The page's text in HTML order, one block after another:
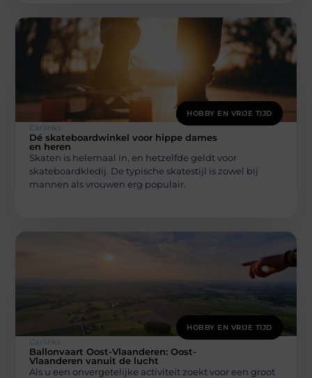
HOBBY EN VRIJE TIJD
Carlinks
Dé skateboardwinkel voor hippe dames
en heren
Skaten is helemaal in, en hetzelfde geldt voor
skateboardkledij. De typische skatestijl is zowel bij
mannen als vrouwen erg populair.
HOBBY EN VRIJE TIJD
Carlinks
Ballonvaart Oost-Vlaanderen: Oost-
Vlaanderen vanuit de lucht
Als u een onvergetelijke activiteit zoekt voor een groot